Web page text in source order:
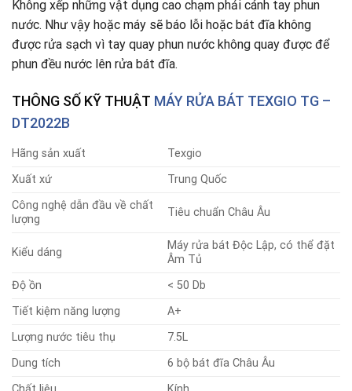
Không xếp những vật dụng cao chạm phải cánh tay phun
nước. Như vậy hoặc máy sẽ báo lỗi hoặc bát đĩa không
được rửa sạch vì tay quay phun nước không quay được để
phun đều nước lên rửa bát đĩa.
THÔNG SỐ KỸ THUẬT MÁY RỬA BÁT TEXGIO TG –
DT2022B
Hãng sản xuất
Texgio
Xuất xứ
Trung Quốc
Công nghệ dẫn đầu về chất
lượng
Tiêu chuẩn Châu Âu
Kiểu dáng
Máy rửa bát Độc Lập, có thể đặt
Âm Tủ
Độ ồn
< 50 Db
Tiết kiệm năng lượng
A+
Lượng nước tiêu thụ
7.5L
Dung tích
6 bộ bát đĩa Châu Âu